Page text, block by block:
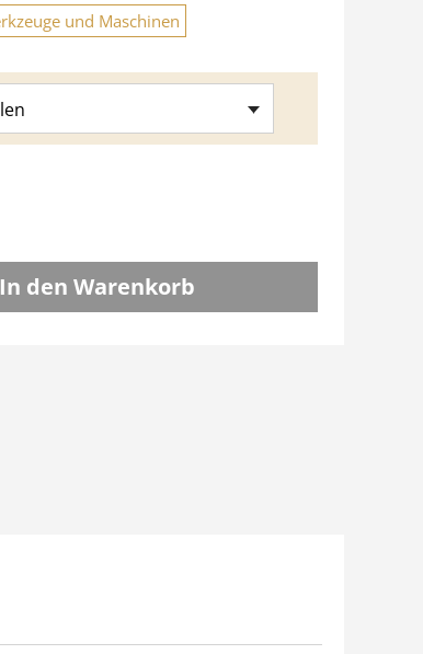
und Maschinen
den Warenkorb